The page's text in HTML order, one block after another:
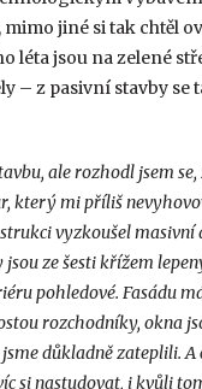
jiné si tak chtěl
léta jsou na zelené
– z pasivní stavby se
ale rozhodl jsem se,
který mi příliš
vyzkoušel masivní
jsou ze šesti křížem
pohledové. Fasádu
rozchodníky, okna
důkladně zateplili. A
si nastudovat, i kvůli